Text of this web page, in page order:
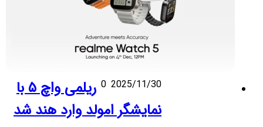
2025/11/30
0
ریلمی واچ ۵ با
نمایشگر امولد وارد هند شد